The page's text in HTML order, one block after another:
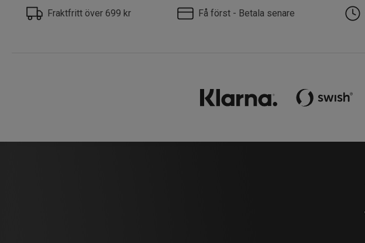
Fraktfritt över 699 kr Få först - Betala senare